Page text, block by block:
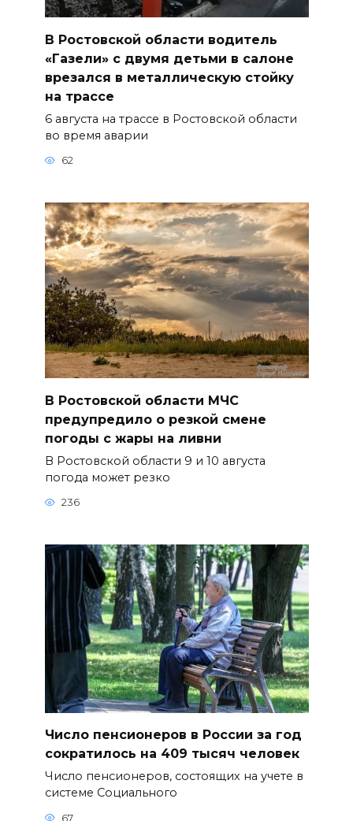
В Ростовской области водитель
«Газели» с двумя детьми в салоне
врезался в металлическую стойку
на трассе
6 августа на трассе в Ростовской области
во время аварии
62
В Ростовской области МЧС
предупредило о резкой смене
погоды с жары на ливни
В Ростовской области 9 и 10 августа
погода может резко
236
Число пенсионеров в России за год
сократилось на 409 тысяч человек
Число пенсионеров, состоящих на учете в
системе Социального
67